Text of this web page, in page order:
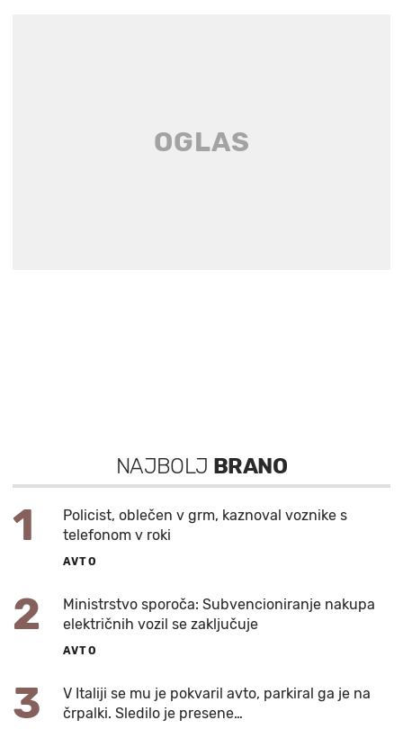
NAJBOLJ BRANO
1
Policist, oblečen v grm, kaznoval voznike s
telefonom v roki
AVTO
2
Ministrstvo sporoča: Subvencioniranje nakupa
električnih vozil se zaključuje
AVTO
3
V Italiji se mu je pokvaril avto, parkiral ga je na
črpalki. Sledilo je presene…